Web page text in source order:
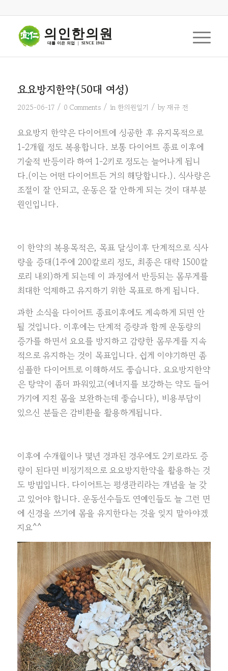
의인한의원
대를 이은 의업  |  SINCE 1963
요요방지한약(50대 여성)
2025-06-17 / 0 Comments / in 한의원일기 / by 재규 전
요요방지 한약은 다이어트에 성공한 후 유지목적으로
1-2개월 정도 복용합니다. 보통 다이어트 종료 이후에
기술적 반등이라 하여 1-2키로 정도는 늘어나게 됩니
다.(이는 어떤 다이어트든 거의 해당합니다.). 식사량은
조절이 잘 안되고, 운동은 잘 안하게 되는 것이 대부분
원인입니다.
이 한약의 복용목적은, 목표 달성이후 단계적으로 식사
량을 증대(1주에 200칼로리 정도, 최종은 대략 1500칼
로리 내외)하게 되는데 이 과정에서 반등되는 몸무게를
최대한 억제하고 유지하기 위한 목표로 하게 됩니다.
과한 소식을 다이어트 종료이후에도 계속하게 되면 안
될 것입니다. 이후에는 단계적 증량과 함께 운동량의
증가를 하면서 요요를 방지하고 감량한 몸무게를 지속
적으로 유지하는 것이 목표입니다. 쉽게 이야기하면 좀
심플한 다이어트로 이해하셔도 좋습니다. 요요방지한약
은 탕약이 좀더 파워있고(에너지를 보강하는 약도 들어
가기에 지친 몸을 보완하는데 좋습니다), 비용부담이
있으신 분들은 감비환을 활용하게됩니다.
이후에 수개월이나 몇년 경과된 경우에도 2키로라도 증
량이 된다면 비정기적으로 요요방지한약을 활용하는 것
도 방법입니다. 다이어트는 평생관리라는 개념을 늘 갖
고 있어야 합니다. 운동선수들도 연예인들도 늘 그런 면
에 신경을 쓰기에 몸을 유지한다는 것을 잊지 말아야겠
지요^^